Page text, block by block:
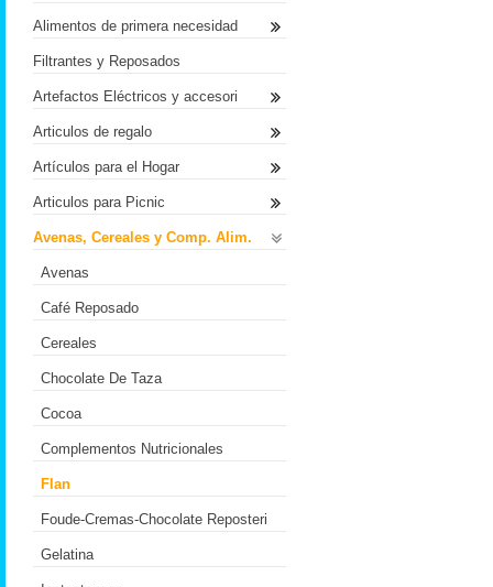
Alimentos de primera necesidad
Filtrantes y Reposados
Artefactos Eléctricos y accesori
Articulos de regalo
Artículos para el Hogar
Articulos para Picnic
Avenas, Cereales y Comp. Alim.
Avenas
Café Reposado
Cereales
Chocolate De Taza
Cocoa
Complementos Nutricionales
Flan
Foude-Cremas-Chocolate Reposteri
Gelatina